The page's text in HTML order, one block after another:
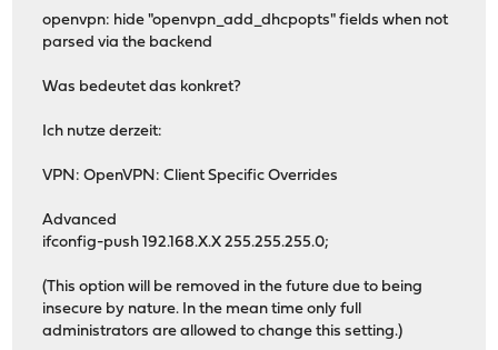
openvpn: hide "openvpn_add_dhcpopts" fields when not
parsed via the backend
Was bedeutet das konkret?
Ich nutze derzeit:
VPN: OpenVPN: Client Specific Overrides
Advanced
ifconfig-push 192.168.X.X 255.255.255.0;
(This option will be removed in the future due to being
insecure by nature. In the mean time only full
administrators are allowed to change this setting.)